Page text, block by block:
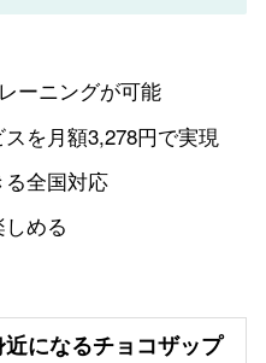
ーニングが可能
を月額3,278円で実現
全国対応
める
になるチョコザップ